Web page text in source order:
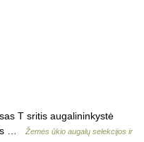
T sritis augalininkystė
…
Žemės ūkio augalų selekcijos ir